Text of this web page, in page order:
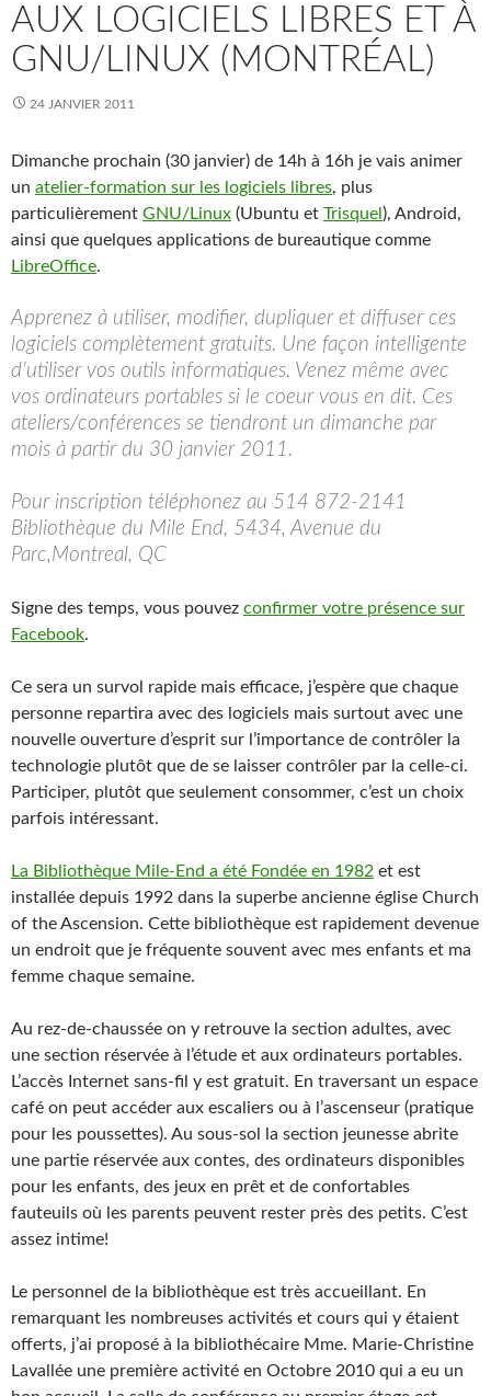
AUX LOGICIELS LIBRES ET À
GNU/LINUX (MONTRÉAL)
24 JANVIER 2011
Dimanche prochain (30 janvier) de 14h à 16h je vais animer
un atelier-formation sur les logiciels libres, plus
particulièrement GNU/Linux (Ubuntu et Trisquel ), Android,
ainsi que quelques applications de bureautique comme
LibreOffice.
Apprenez à utiliser, modifier, dupliquer et diffuser ces
logiciels complètement gratuits. Une façon intelligente
d’utiliser vos outils informatiques. Venez même avec
vos ordinateurs portables si le coeur vous en dit. Ces
ateliers/conférences se tiendront un dimanche par
mois à partir du 30 janvier 2011.
Pour inscription téléphonez au 514 872-2141
Bibliothèque du Mile End, 5434, Avenue du
Parc,Montreal, QC
Signe des temps, vous pouvez confirmer votre présence sur
Facebook.
Ce sera un survol rapide mais efficace, j’espère que chaque
personne repartira avec des logiciels mais surtout avec une
nouvelle ouverture d’esprit sur l’importance de contrôler la
technologie plutôt que de se laisser contrôler par la celle-ci.
Participer, plutôt que seulement consommer, c’est un choix
parfois intéressant.
La Bibliothèque Mile-End a été Fondée en 1982 et est
installée depuis 1992 dans la superbe ancienne église Church
of the Ascension. Cette bibliothèque est rapidement devenue
un endroit que je fréquente souvent avec mes enfants et ma
femme chaque semaine.
Au rez-de-chaussée on y retrouve la section adultes, avec
une section réservée à l’étude et aux ordinateurs portables.
L’accès Internet sans-fil y est gratuit. En traversant un espace
café on peut accéder aux escaliers ou à l’ascenseur (pratique
pour les poussettes). Au sous-sol la section jeunesse abrite
une partie réservée aux contes, des ordinateurs disponibles
pour les enfants, des jeux en prêt et de confortables
fauteuils où les parents peuvent rester près des petits. C’est
assez intime!
Le personnel de la bibliothèque est très accueillant. En
remarquant les nombreuses activités et cours qui y étaient
offerts, j’ai proposé à la bibliothécaire Mme. Marie-Christine
Lavallée une première activité en Octobre 2010 qui a eu un